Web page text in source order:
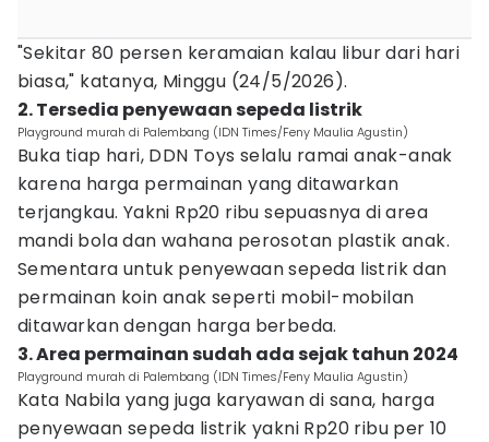
"Sekitar 80 persen keramaian kalau libur dari hari
biasa," katanya, Minggu (24/5/2026).
2. Tersedia penyewaan sepeda listrik
Playground murah di Palembang (IDN Times/Feny Maulia Agustin)
Buka tiap hari, DDN Toys selalu ramai anak-anak
karena harga permainan yang ditawarkan
terjangkau. Yakni Rp20 ribu sepuasnya di area
mandi bola dan wahana perosotan plastik anak.
Sementara untuk penyewaan sepeda listrik dan
permainan koin anak seperti mobil-mobilan
ditawarkan dengan harga berbeda.
3. Area permainan sudah ada sejak tahun 2024
Playground murah di Palembang (IDN Times/Feny Maulia Agustin)
Kata Nabila yang juga karyawan di sana, harga
penyewaan sepeda listrik yakni Rp20 ribu per 10